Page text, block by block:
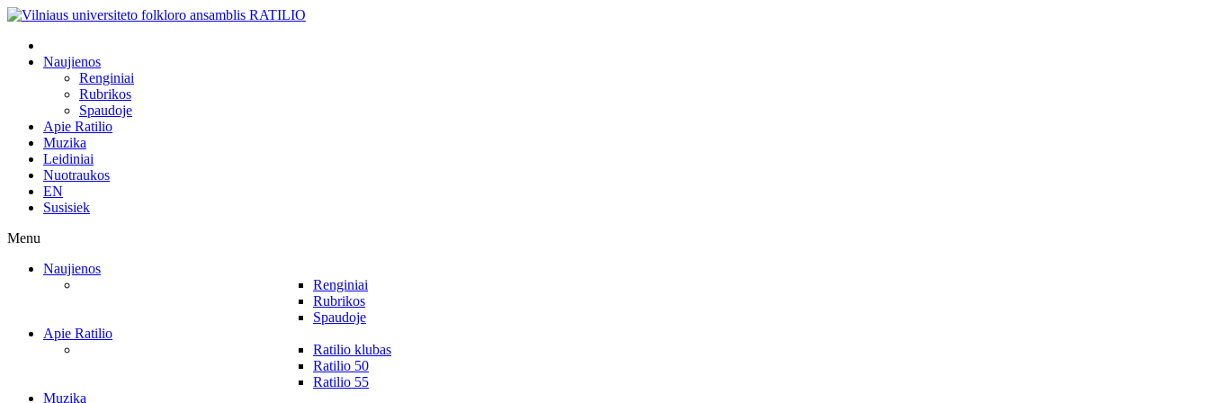
Naujienos
Renginiai
Rubrikos
Spaudoje
Apie Ratilio
Muzika
Leidiniai
Nuotraukos
EN
Susisiek
Menu
Naujienos
Renginiai
Rubrikos
Spaudoje
Apie Ratilio
Ratilio klubas
Ratilio 50
Ratilio 55
Muzika